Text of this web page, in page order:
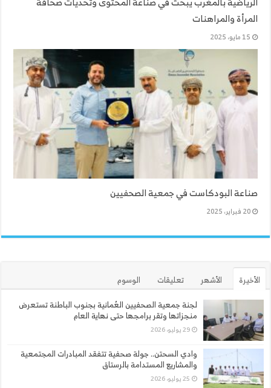
المرأة والمراهنات
15 مايو، 2025
صناعة البودكاست في جمعية الصحفيين
20 فبراير، 2025
الأخيرة الأشهر تعليقات
الوسوم
لجنة جمعية الصحفيين العُمانية بجنوب الباطنة تستعرض
منجزاتها وتقر برامجها حتى نهاية العام
29 يوليو، 2026
وادي السحتن.. جولة صحفية تتفقد المبادرات المجتمعية
والمشاريع المستدامة بالرستاق
25 يوليو، 2026